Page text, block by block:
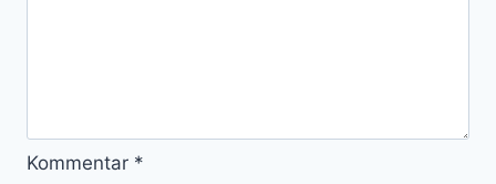
Kommentar *